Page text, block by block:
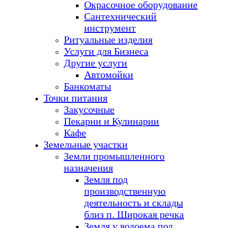
Окрасочное оборудование
Сантехнический
инструмент
Ритуальные изделия
Услуги для Бизнеса
Другие услуги
Автомойки
Банкоматы
Точки питания
Закусочные
Пекарни и Кулинарии
Кафе
Земельные участки
Земли промышленного
назначения
Земля под
производственную
деятельность и склады
близ п. Широкая речка